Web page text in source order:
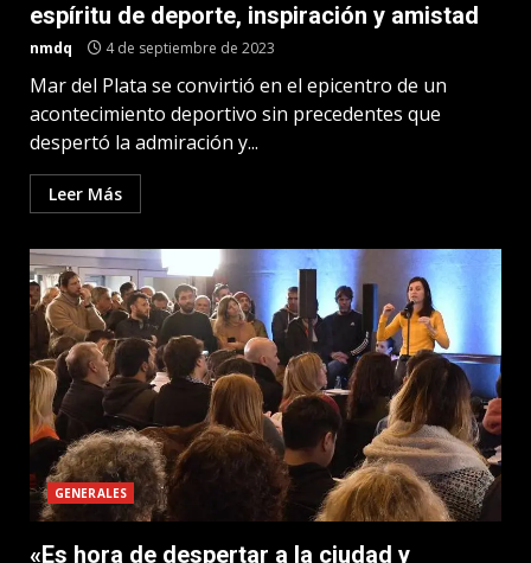
espíritu de deporte, inspiración y amistad
nmdq 4 de septiembre de 2023
Mar del Plata se convirtió en el epicentro de un
acontecimiento deportivo sin precedentes que
despertó la admiración y...
Leer Más
GENERALES
«Es hora de despertar a la ciudad y